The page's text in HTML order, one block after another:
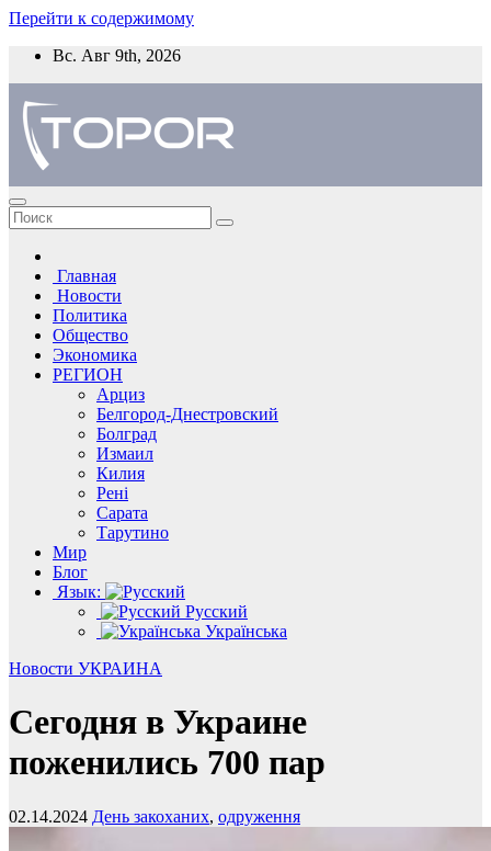
Перейти к содержимому
Вс. Авг 9th, 2026
Главная
Новости
Политика
Общество
Экономика
РЕГИОН
Арциз
Белгород-Днестровский
Болград
Измаил
Килия
Рені
Сарата
Тарутино
Мир
Блог
Язык:
Русский
Українська
Новости УКРАИНА
Сегодня в Украине
поженились 700 пар
02.14.2024 День закоханих, одруження